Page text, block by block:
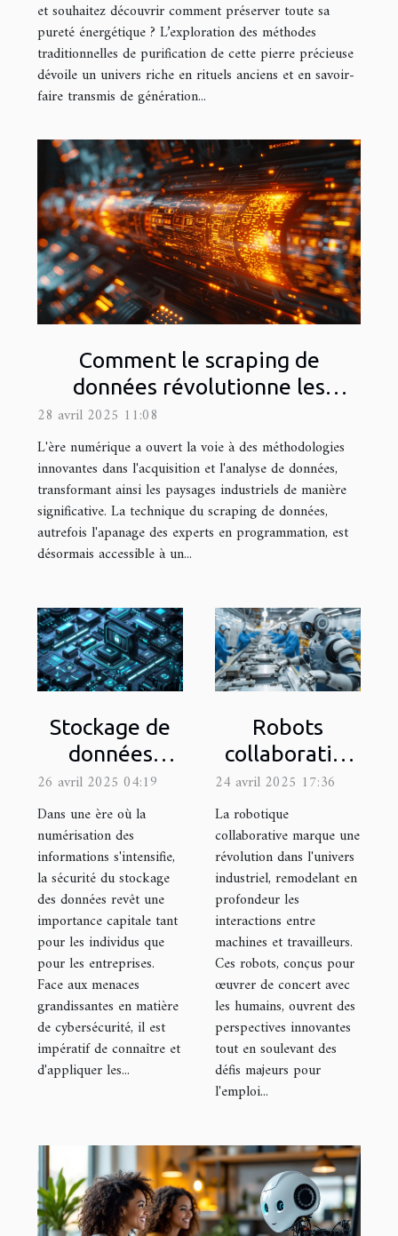
et souhaitez découvrir comment préserver toute sa
pureté énergétique ? L’exploration des méthodes
traditionnelles de purification de cette pierre précieuse
dévoile un univers riche en rituels anciens et en savoir-
faire transmis de génération...
Comment le scraping de
données révolutionne les
industries sans programmation
28 avril 2025 11:08
L'ère numérique a ouvert la voie à des méthodologies
innovantes dans l'acquisition et l'analyse de données,
transformant ainsi les paysages industriels de manière
significative. La technique du scraping de données,
autrefois l'apanage des experts en programmation, est
désormais accessible à un...
Stockage de
données
sécurisé
meilleures
pratiques
pour les
particuliers et
entreprises en
2023
26 avril 2025 04:19
Dans une ère où la
numérisation des
informations s'intensifie,
la sécurité du stockage
des données revêt une
importance capitale tant
pour les individus que
pour les entreprises.
Face aux menaces
grandissantes en matière
de cybersécurité, il est
impératif de connaître et
d'appliquer les...
Robots
collaboratifs
dans
l'industrie
perspectives
et défis pour
le marché du
travail
24 avril 2025 17:36
La robotique
collaborative marque une
révolution dans l'univers
industriel, remodelant en
profondeur les
interactions entre
machines et travailleurs.
Ces robots, conçus pour
œuvrer de concert avec
les humains, ouvrent des
perspectives innovantes
tout en soulevant des
défis majeurs pour
l'emploi...